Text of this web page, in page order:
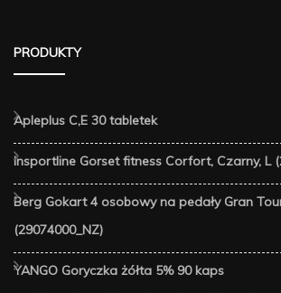
PRODUKTY
Apleplus C,E 30 tabletek
Insportline Gorset fitness Corfort, Czarny, L
Berg Gokart 4 osobowy na pedały Gran
(29074000_NZ)
YANGO Goryczka żółta 5% 90 kaps